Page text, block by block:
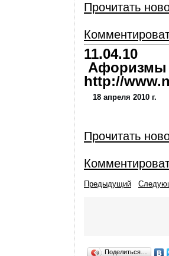
Прочитать
11.04.10
Афоризмы
http://
18 апреля 2010 г.
Прочитать
Предыдущий
Поделиться…